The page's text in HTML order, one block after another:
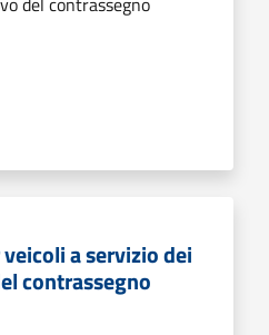
a servizio dei
contrassegno